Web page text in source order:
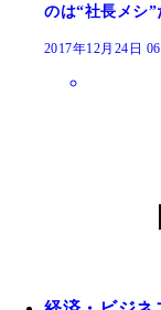
のは“社長メシ”
2017年12月24日